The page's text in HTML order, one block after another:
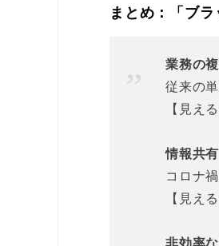
まとめ：「ブ
業務の
従来の
【見え
情報共
コロナ
【見え